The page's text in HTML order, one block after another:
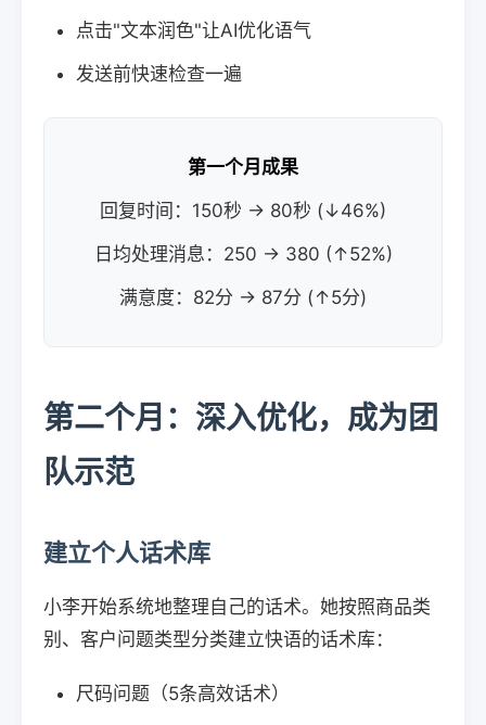
点击"文本润色"让AI优化语气
发送前快速检查一遍
第一个月成果
回复时间：150秒 → 80秒 (↓46%)
日均处理消息：250 → 380 (↑52%)
满意度：82分 → 87分 (↑5分)
第二个月：深入优化，成为团
队示范
建立个人话术库
小李开始系统地整理自己的话术。她按照商品类
别、客户问题类型分类建立快语的话术库：
尺码问题（5条高效话术）